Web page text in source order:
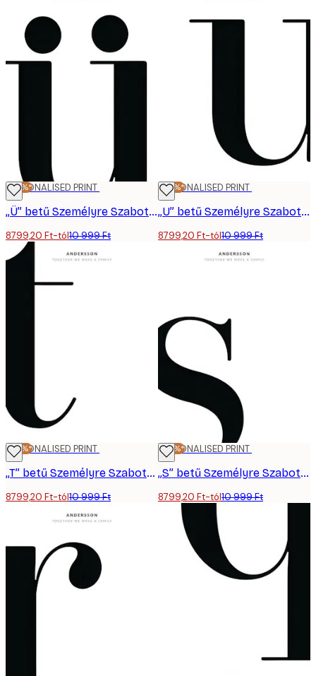
-20%*
PERSONALISED PRINT
„Ü” betű Személyre Szabott Poszter
8799,20 Ft-tól10 999 Ft
-20%*
PERSONALISED PRINT
„U” betű Személyre Szabott Poszter
8799,20 Ft-tól10 999 Ft
-20%*
PERSONALISED PRINT
„T” betű Személyre Szabott Poszter
8799,20 Ft-tól10 999 Ft
-20%*
PERSONALISED PRINT
„S” betű Személyre Szabott Poszter
8799,20 Ft-tól10 999 Ft